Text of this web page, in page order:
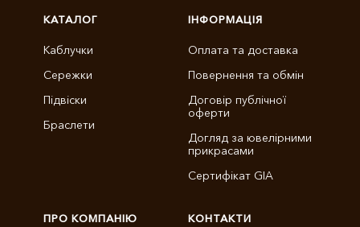
КАТАЛОГ
Каблучки
Сережки
Підвіски
Браслети
ІНФОРМАЦІЯ
Оплата та доставка
Повернення та обмін
Договір публічної
оферти
Догляд за ювелірними
прикрасами
Сертифікат GIA
ПРО КОМПАНІЮ КОНТАКТИ